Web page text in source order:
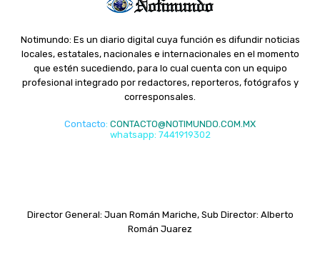
Notimundo: Es un diario digital cuya función es difundir noticias
locales, estatales, nacionales e internacionales en el momento
que estén sucediendo, para lo cual cuenta con un equipo
profesional integrado por redactores, reporteros, fotógrafos y
corresponsales.
Contacto: CONTACTO@NOTIMUNDO.COM.MX
whatsapp: 7441919302
Director General: Juan Román Mariche, Sub Director: Alberto
Román Juarez